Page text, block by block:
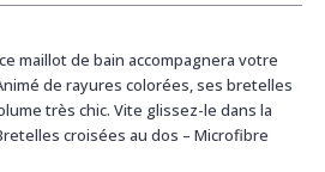
maillot de bain accompagnera votre
de rayures colorées, ses bretelles
très chic. Vite glissez-le dans la
croisées au dos – Microfibre